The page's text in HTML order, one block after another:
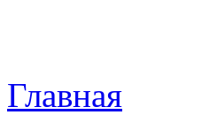
Главная